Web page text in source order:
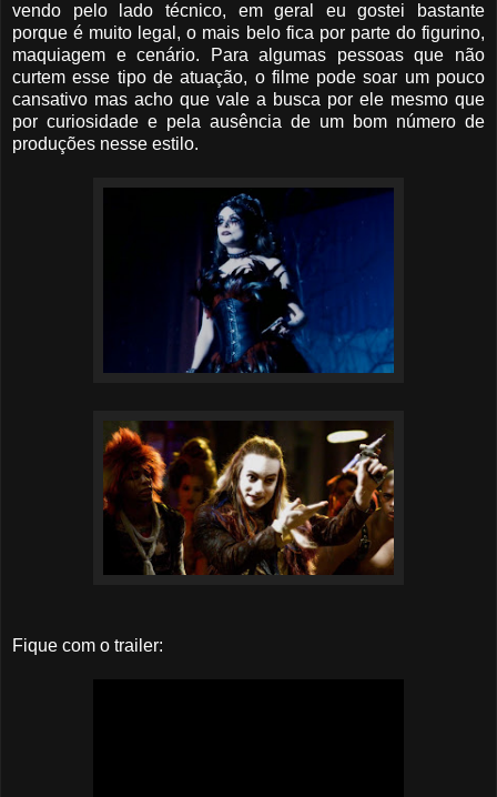
vendo pelo lado técnico, em geral eu gostei bastante
porque é muito legal, o mais belo fica por parte do figurino,
maquiagem e cenário. Para algumas pessoas que não
curtem esse tipo de atuação, o filme pode soar um pouco
cansativo mas acho que vale a busca por ele mesmo que
por curiosidade e pela ausência de um bom número de
produções nesse estilo.
Fique com o trailer: